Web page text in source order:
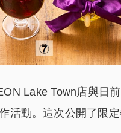
Lake Town店與日
活動。這次公開了限定